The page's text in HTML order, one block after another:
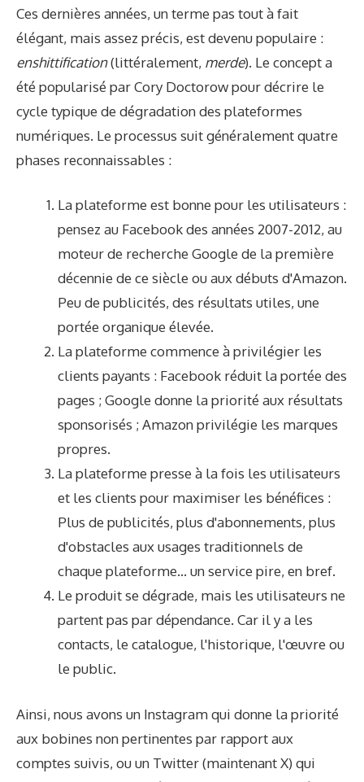
Ces dernières années, un terme pas tout à fait
élégant, mais assez précis, est devenu populaire :
enshittification(littéralement, merde). Le concept a
été popularisé par Cory Doctorow pour décrire le
cycle typique de dégradation des plateformes
numériques. Le processus suit généralement quatre
phases reconnaissables :
La plateforme est bonne pour les utilisateurs :
pensez au Facebook des années 2007-2012, au
moteur de recherche Google de la première
décennie de ce siècle ou aux débuts d'Amazon.
Peu de publicités, des résultats utiles, une
portée organique élevée.
La plateforme commence à privilégier les
clients payants : Facebook réduit la portée des
pages ; Google donne la priorité aux résultats
sponsorisés ; Amazon privilégie les marques
propres.
La plateforme presse à la fois les utilisateurs
et les clients pour maximiser les bénéfices :
Plus de publicités, plus d'abonnements, plus
d'obstacles aux usages traditionnels de
chaque plateforme… un service pire, en bref.
Le produit se dégrade, mais les utilisateurs ne
partent pas par dépendance. Car il y a les
contacts, le catalogue, l'historique, l'œuvre ou
le public.
Ainsi, nous avons un Instagram qui donne la priorité
aux bobines non pertinentes par rapport aux
comptes suivis, ou un Twitter (maintenant X) qui